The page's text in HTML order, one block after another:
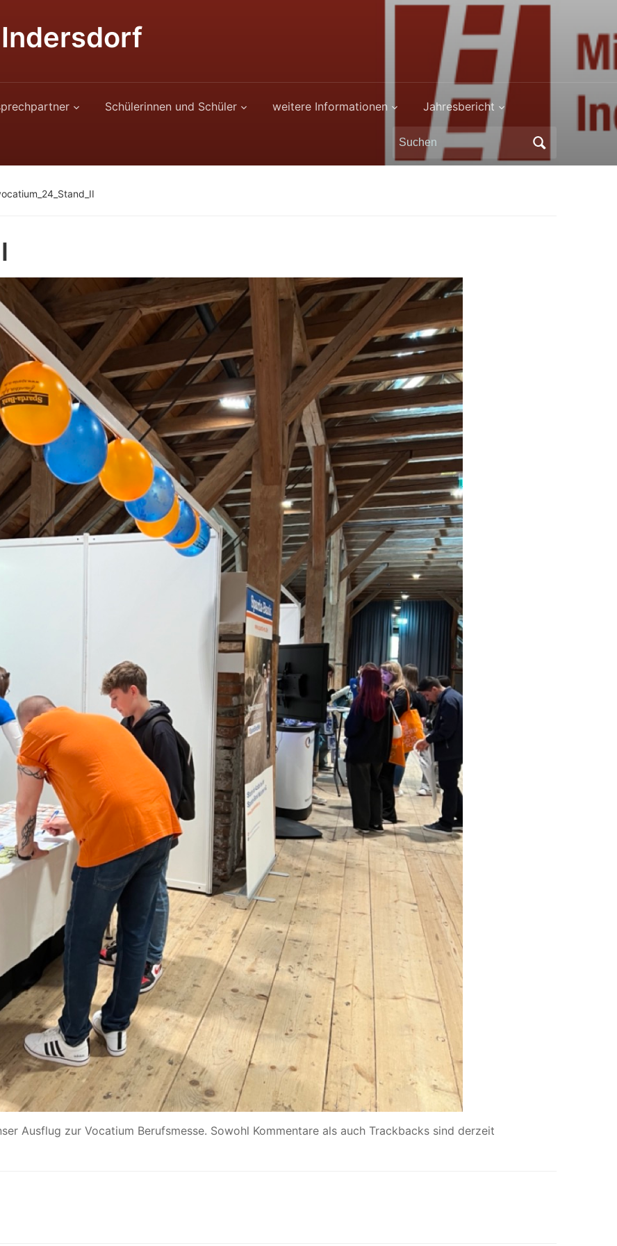
Schülerinnen und Schüler weitere Informationen Jahresbericht
Search
for:
Ausflug zur Vocatium Berufsmesse. Sowohl Kommentare als auch Trackbacks sind derzeit